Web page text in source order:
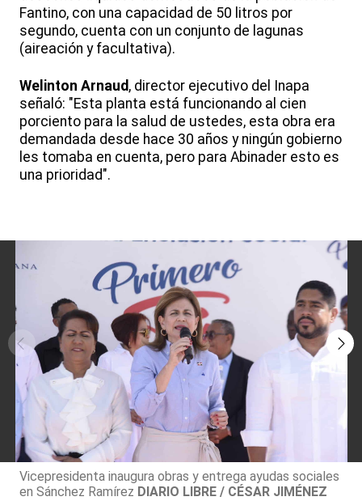
Fantino, con una capacidad de 50 litros por
segundo, cuenta con un conjunto de lagunas
(aireación y facultativa).
Welinton Arnaud, director ejecutivo del Inapa
señaló: "Esta planta está funcionando al cien
porciento para la salud de ustedes, esta obra era
demandada desde hace 30 años y ningún gobierno
les tomaba en cuenta, pero para Abinader esto es
una prioridad".
Vicepresidenta inaugura obras y entrega ayudas sociales
en Sánchez Ramírez DIARIO LIBRE / CÉSAR JIMÉNEZ